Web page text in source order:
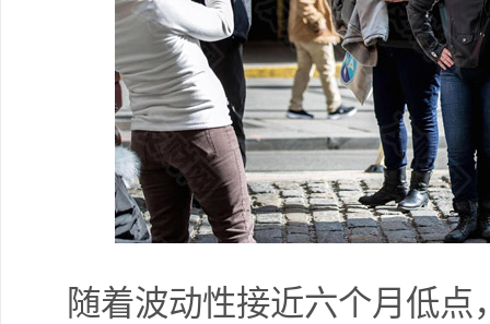
随着波动性接近六个月低